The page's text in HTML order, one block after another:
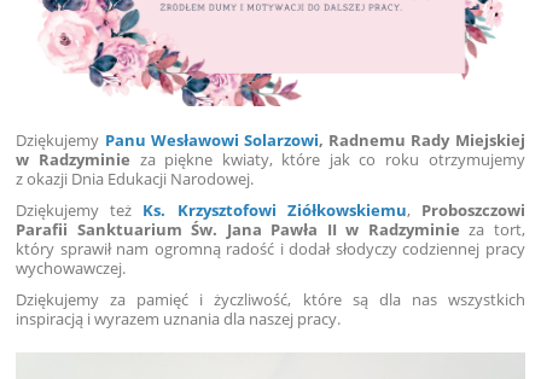
Dziękujemy Panu Wesławowi Solarzowi, Radnemu Rady Miejskiej
w Radzyminie za piękne kwiaty, które jak co roku otrzymujemy
z okazji Dnia Edukacji Narodowej.
Dziękujemy też Ks. Krzysztofowi Ziółkowskiemu, Proboszczowi
Parafii Sanktuarium Św. Jana Pawła II w Radzyminieza tort,
który sprawił nam ogromną radość i dodał słodyczy codziennej pracy
wychowawczej.
Dziękujemy za pamięć i życzliwość, które są dla nas wszystkich
inspiracją i wyrazem uznania dla naszej pracy.